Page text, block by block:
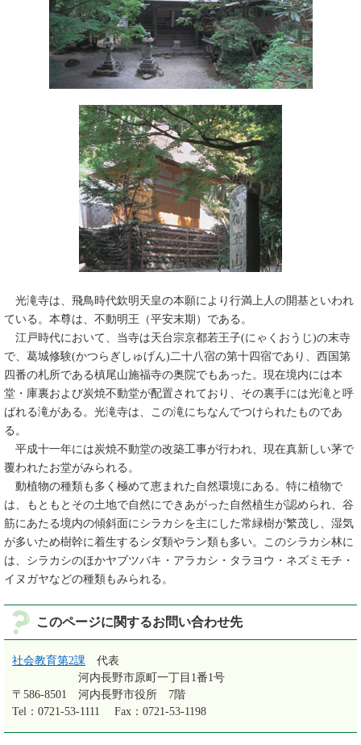
光滝寺は、飛鳥時代欽明天皇の本願により行満上人の開基といわれ
ている。本尊は、不動明王（平安末期）である。
江戸時代において、当寺は天台宗京都若王子(にゃくおうじ)の末寺
で、葛城修験(かつらぎしゅげん)二十八宿の第十四宿であり、西国第
四番の札所である槙尾山施福寺の奥院でもあった。現在境内には本
堂・庫裏および炭焼不動堂が配置されており、その裏手には光滝と呼
ばれる滝がある。光滝寺は、この滝にちなんでつけられたものであ
る。
平成十一年には炭焼不動堂の改築工事が行われ、現在真新しい茅で
覆われたお堂がみられる。
動植物の種類も多く極めて恵まれた自然環境にある。特に植物で
は、もともとその土地で自然にできあがった自然植生が認められ、谷
筋にあたる境内の傾斜面にシラカシを主にした常緑樹が繁茂し、湿気
が多いため樹幹に着生するシダ類やラン類も多い。このシラカシ林に
は、シラカシのほかヤブツバキ・アラカシ・タラヨウ・ネズミモチ・
イヌガヤなどの種類もみられる。
このページに関するお問い合わせ先
社会教育第2課 代表
〒586-8501
河内長野市原町一丁目1番1号
河内長野市役所 7階
Tel：0721-53-1111
Fax：0721-53-1198